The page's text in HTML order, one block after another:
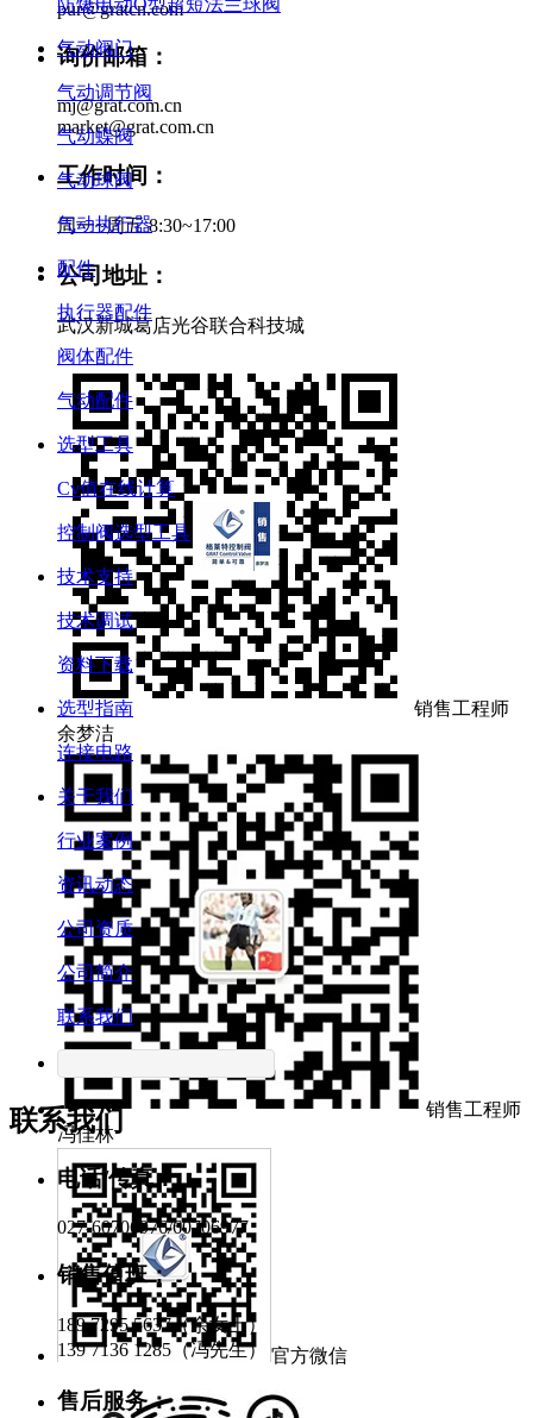
防爆电动O型超短法兰球阀
气动阀门
气动调节阀
气动蝶阀
气动球阀
气动执行器
配件
执行器配件
阀体配件
气动配件
选型工具
Cv值在线计算
控制阀选型工具
技术支持
技术调试
资料下载
选型指南
连接电路
关于我们
行业案例
资讯动态
公司资质
公司简介
联系我们
联系我们
电话/传真：
027-60706976/60706977
销售值班：
189 7295 5637（余女士）
139 7136 1285（冯先生）
售后服务：
pur@gratcn.com
询价邮箱：
mj@grat.com.cn
market@grat.com.cn
工作时间：
周一~周五 8:30~17:00
公司地址：
武汉新城葛店光谷联合科技城
销售工程师
余梦洁
销售工程师
冯佳林
官方微信